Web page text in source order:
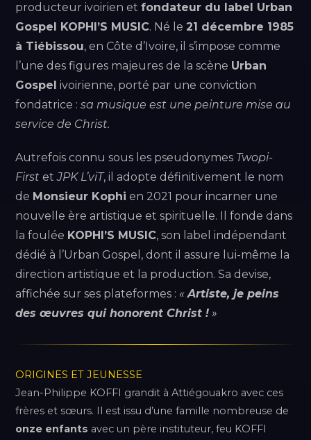
producteur ivoirien etfondateur du label Urban
Gospel KOPHI’S MUSIC. Né le 21 décembre 1985
à Tiébissou, en Côte d’Ivoire, il s’impose comme
l’une des figures majeures de la scène Urban
Gospel ivoirienne, porté par une conviction
fondatrice :sa musique est une peinture mise au
service de Christ.
Autrefois connu sous les pseudonymes Twopi-
First etJPK L’viT, il adopte définitivement le nom
de Monsieur Kophi en 2021 pour incarner une
nouvelle ère artistique et spirituelle. Il fonde dans
la foulée KOPHI’S MUSIC, son label indépendant
dédié à l’Urban Gospel, dont il assure lui-même la
direction artistique et la production. Sa devise,
affichée sur ses plateformes : «Artiste, je peins
des œuvres qui honorent Christ ! »
ORIGINES ET JEUNESSE
Jean-Philippe KOFFI grandit à Attiégouakro avec ces
frères et sœurs. Il est issu d’une famille nombreuse de
onze enfants avec un père instituteur, feu KOFFI